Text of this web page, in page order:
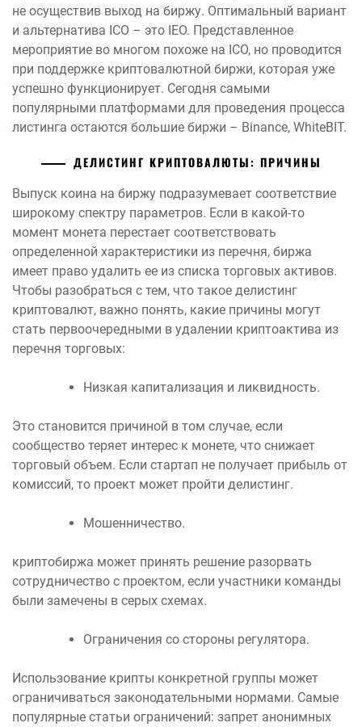
не осуществив выход на биржу. Оптимальный вариант
и альтернатива ICO – это IEO. Представленное
мероприятие во многом похоже на ICO, но проводится
при поддержке криптовалютной биржи, которая уже
успешно функционирует. Сегодня самыми
популярными платформами для проведения процесса
листинга остаются большие биржи – Binance, WhiteBIT.
ДЕЛИСТИНГ КРИПТОВАЛЮТЫ: ПРИЧИНЫ
Выпуск коина на биржу подразумевает соответствие
широкому спектру параметров. Если в какой-то
момент монета перестает соответствовать
определенной характеристики из перечня, биржа
имеет право удалить ее из списка торговых активов.
Чтобы разобраться с тем, что такое делистинг
криптовалют, важно понять, какие причины могут
стать первоочередными в удалении криптоактива из
перечня торговых:
Низкая капитализация и ликвидность.
Это становится причиной в том случае, если
сообщество теряет интерес к монете, что снижает
торговый объем. Если стартап не получает прибыль от
комиссий, то проект может пройти делистинг.
Мошенничество.
криптобиржа может принять решение разорвать
сотрудничество с проектом, если участники команды
были замечены в серых схемах.
Ограничения со стороны регулятора.
Использование крипты конкретной группы может
ограничиваться законодательными нормами. Самые
популярные статьи ограничений: запрет анонимных